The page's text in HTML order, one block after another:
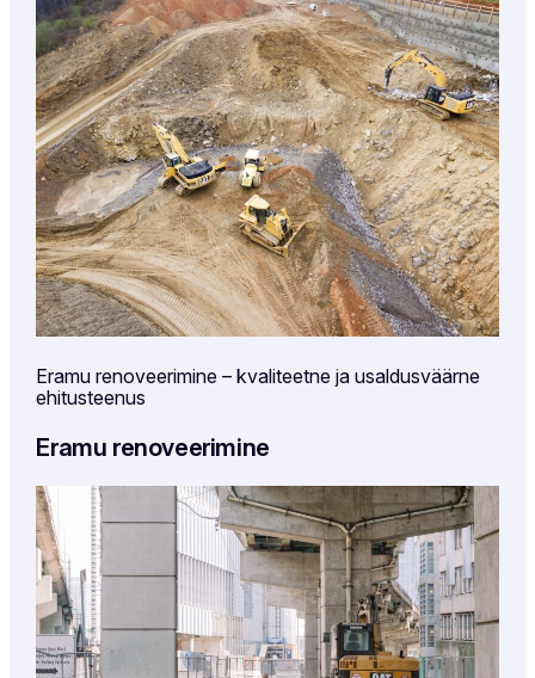
Eramu renoveerimine – kvaliteetne ja usaldusväärne
ehitusteenus
Eramu renoveerimine